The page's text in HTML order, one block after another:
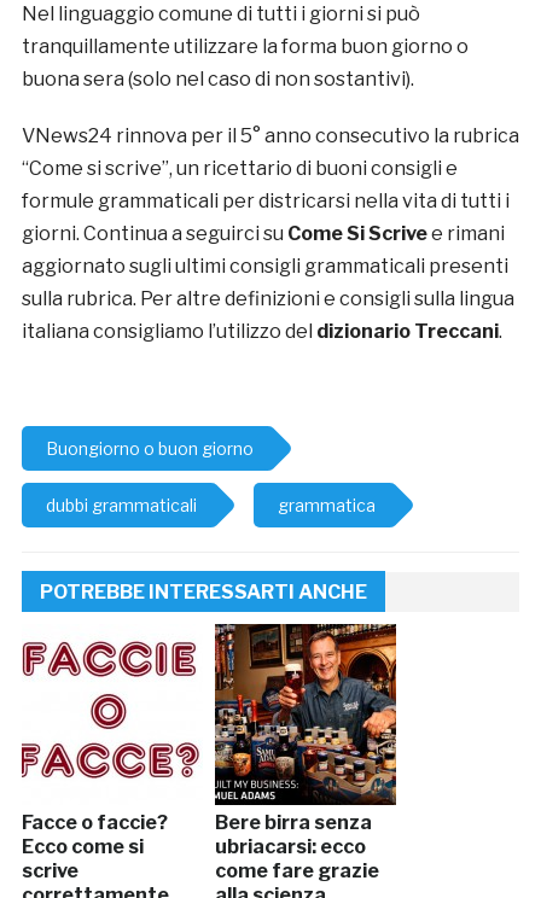
Nel linguaggio comune di tutti i giorni si può
tranquillamente utilizzare la forma buon giorno o
buona sera (solo nel caso di non sostantivi).
VNews24 rinnova per il 5° anno consecutivo la rubrica
“Come si scrive”, un ricettario di buoni consigli e
formule grammaticali per districarsi nella vita di tutti i
giorni. Continua a seguirci su Come Si Scrivee rimani
aggiornato sugli ultimi consigli grammaticali presenti
sulla rubrica. Per altre definizioni e consigli sulla lingua
italiana consigliamo l’utilizzo del dizionario Treccani.
Buongiorno o buon giorno
dubbi grammaticali grammatica
POTREBBE INTERESSARTI ANCHE
Facce o faccie?
Ecco come si
scrive
Bere birra senza
ubriacarsi: ecco
come fare grazie